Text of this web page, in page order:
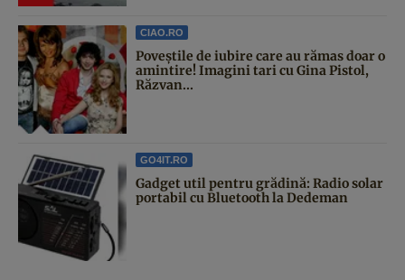
CIAO.RO
Poveştile de iubire care au rămas doar o
amintire! Imagini tari cu Gina Pistol,
Răzvan...
GO4IT.RO
Gadget util pentru grădină: Radio solar
portabil cu Bluetooth la Dedeman